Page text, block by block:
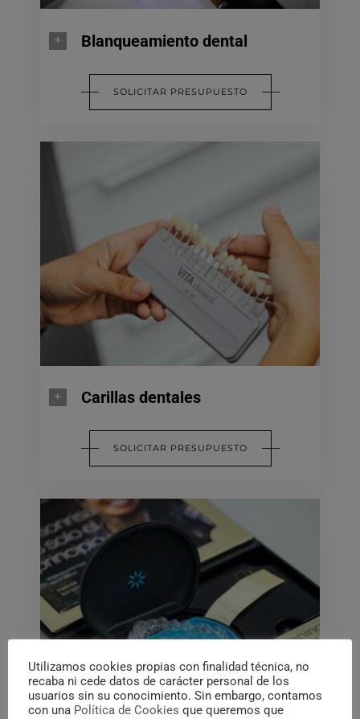
Blanqueamiento dental
SOLICITAR PRESUPUESTO
Carillas dentales
SOLICITAR PRESUPUESTO
Utilizamos cookies propias con finalidad técnica, no
recaba ni cede datos de carácter personal de los
usuarios sin su conocimiento. Sin embargo, contamos
con una Política de Cookies que queremos que